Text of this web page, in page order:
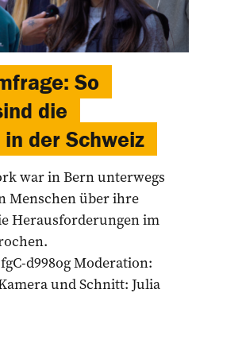
So
die
der Schweiz
war in Bern unterwegs
Menschen über ihre
Herausforderungen im
d998og Moderation:
und Schnitt: Julia